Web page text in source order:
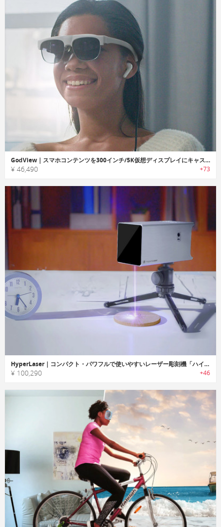
GodView｜スマホコンテンツを300インチ/5K仮想ディスプレイにキャストするスマートアイウェア「ゴッドビュー」
¥ 46,490 +73
HyperLaser｜コンパクト・パワフルで使いやすいレーザー彫刻機「ハイパーレーザー」
¥ 100,290 +46